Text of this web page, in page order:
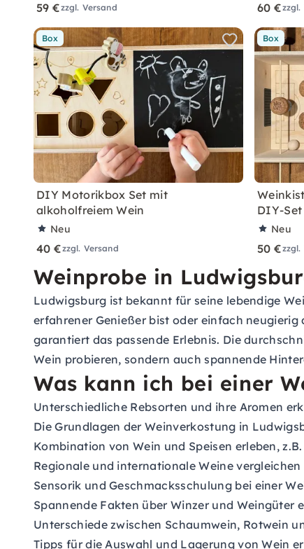
59 €zzgl. Versand 60 €zzgl.
Box
DIY Motorikbox Set mit
alkoholfreiem Wein
Neu
40 €zzgl. Versand
Box
DIY-
Neu
50 €zzgl.
Weinprobe in
Ludwigsburg ist bekannt für seine lebendige
erfahrener Genießer bist oder einfach neugierig
garantiert das passende Erlebnis. Die
Wein probieren, sondern auch spannende
Was kann ich bei einer
Unterschiedliche Rebsorten und ihre Aromen
Die Grundlagen der Weinverkostung in
Kombination von Wein und Speisen erleben,
Regionale und internationale Weine vergleichen
Sensorik und Geschmacksschulung bei einer
Spannende Fakten über Winzer und Weingüter
Unterschiede zwischen Schaumwein, Rotwein
Tipps für die Auswahl und Lagerung von Wein